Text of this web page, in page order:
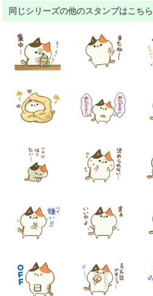
同じシリーズの他のスタンプはこちら